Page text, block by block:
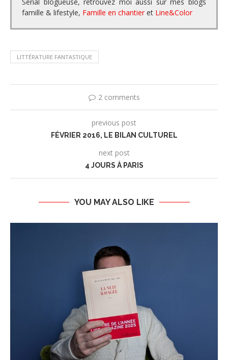
famille & lifestyle, Famille en chantier et Line&Color
LITTÉRATURE FANTASTIQUE
2 comments
previous post
FÉVRIER 2016, LE BILAN CULTUREL
next post
4 JOURS À PARIS
YOU MAY ALSO LIKE